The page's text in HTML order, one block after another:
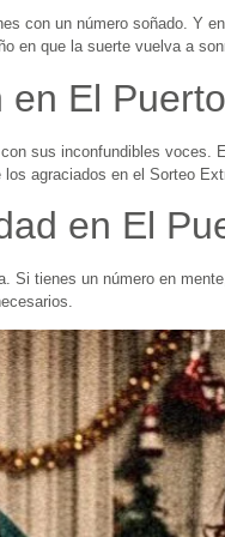
con un número soñado. Y en
en que la suerte vuelva a
El
sus inconfundibles voces.
agraciados en el Sorteo
en El
Si tienes un número en